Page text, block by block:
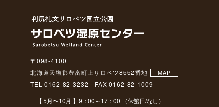
〒098-4100
北海道天塩郡豊富町上サロベツ8662番地
MAP
TEL 0162-82-3232 FAX 0162-82-1009
【 5月〜10月 】9：00～17：00 （休館日/なし）